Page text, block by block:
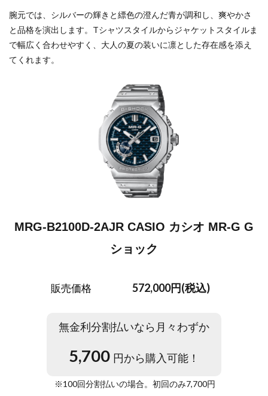
腕元では、シルバーの輝きと縹色の澄んだ青が調和し、爽やかさ
と品格を演出します。Tシャツスタイルからジャケットスタイルま
で幅広く合わせやすく、大人の夏の装いに凛とした存在感を添え
てくれます。
MRG-B2100D-2AJR CASIO カシオ MR-G G
ショック
販売価格 572,000円(税込)
無金利分割払いなら月々わずか
5,700 円から購入可能！
※100回分割払いの場合。初回のみ7,700円